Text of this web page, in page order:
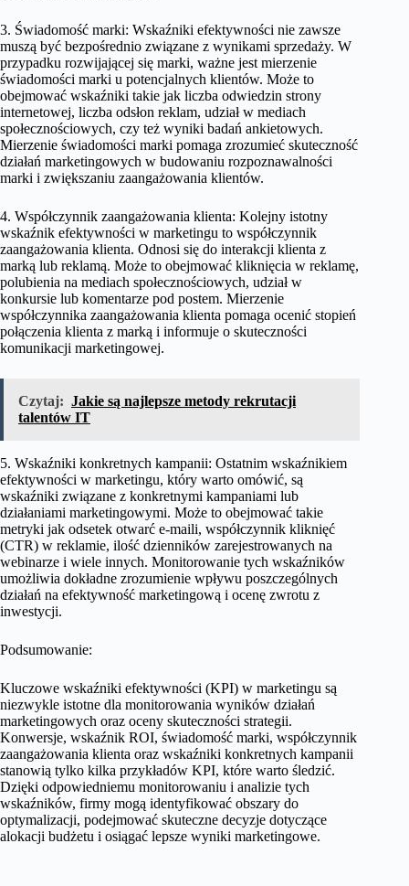
3. Świadomość marki: Wskaźniki efektywności nie zawsze
muszą być bezpośrednio związane z wynikami sprzedaży. W
przypadku rozwijającej się marki, ważne jest mierzenie
świadomości marki u potencjalnych klientów. Może to
obejmować wskaźniki takie jak liczba odwiedzin strony
internetowej, liczba odsłon reklam, udział w mediach
społecznościowych, czy też wyniki badań ankietowych.
Mierzenie świadomości marki pomaga zrozumieć skuteczność
działań marketingowych w budowaniu rozpoznawalności
marki i zwiększaniu zaangażowania klientów.
4. Współczynnik zaangażowania klienta: Kolejny istotny
wskaźnik efektywności w marketingu to współczynnik
zaangażowania klienta. Odnosi się do interakcji klienta z
marką lub reklamą. Może to obejmować kliknięcia w reklamę,
polubienia na mediach społecznościowych, udział w
konkursie lub komentarze pod postem. Mierzenie
współczynnika zaangażowania klienta pomaga ocenić stopień
połączenia klienta z marką i informuje o skuteczności
komunikacji marketingowej.
Czytaj: Jakie są najlepsze metody rekrutacji
talentów IT
5. Wskaźniki konkretnych kampanii: Ostatnim wskaźnikiem
efektywności w marketingu, który warto omówić, są
wskaźniki związane z konkretnymi kampaniami lub
działaniami marketingowymi. Może to obejmować takie
metryki jak odsetek otwarć e-maili, współczynnik kliknięć
(CTR) w reklamie, ilość dzienników zarejestrowanych na
webinarze i wiele innych. Monitorowanie tych wskaźników
umożliwia dokładne zrozumienie wpływu poszczególnych
działań na efektywność marketingową i ocenę zwrotu z
inwestycji.
Podsumowanie:
Kluczowe wskaźniki efektywności (KPI) w marketingu są
niezwykle istotne dla monitorowania wyników działań
marketingowych oraz oceny skuteczności strategii.
Konwersje, wskaźnik ROI, świadomość marki, współczynnik
zaangażowania klienta oraz wskaźniki konkretnych kampanii
stanowią tylko kilka przykładów KPI, które warto śledzić.
Dzięki odpowiedniemu monitorowaniu i analizie tych
wskaźników, firmy mogą identyfikować obszary do
optymalizacji, podejmować skuteczne decyzje dotyczące
alokacji budżetu i osiągać lepsze wyniki marketingowe.